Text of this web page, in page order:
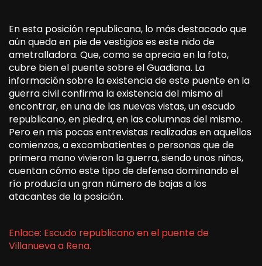
En esta posición republicana, lo más destacado que
aún queda en pie de vestigios es este nido de
ametralladora. Que, como se aprecia en la foto,
cubre bien el puente sobre el Guadiana. La
información sobre la existencia de este puente en la
guerra civil confirma la existencia del mismo al
encontrar, en una de las nuevas vistas, un escudo
republicano, en piedra, en las columnas del mismo.
Pero en mis pocas entrevistas realizadas en aquellos
comienzos, a excombatientes o personas que de
primera mano vivieron la guerra, siendo unos niños,
cuentan cómo este tipo de defensa dominando el
río producía un gran número de bajas a los
atacantes de la posición.
Enlace: Escudo republicano en el puente de
Villanueva a Rena.